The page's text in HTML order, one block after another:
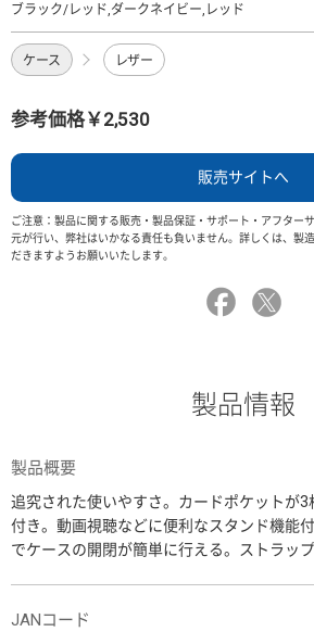
ブラック/レッド,ダークネイビー,レッド
ケース レザー
参考価格￥2,530
販売サイトへ
ご注意：製品に関する販売・製品保証・サポート・アフター
元が行い、弊社はいかなる責任も負いません。詳しくは、製
だきますようお願いいたします。
製品情報
製品概要
追究された使いやすさ。カードポケットが3
付き。動画視聴などに便利なスタンド機能
でケースの開閉が簡単に行える。ストラップ
JANコード